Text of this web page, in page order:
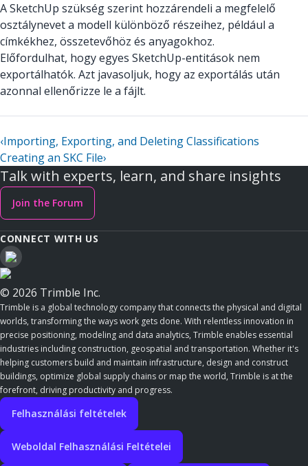
A SketchUp szükség szerint hozzárendeli a megfelelő
osztálynevet a modell különböző részeihez, például a
címkékhez, összetevőhöz és anyagokhoz.
Előfordulhat, hogy egyes SketchUp-entitások nem
exportálhatók. Azt javasoljuk, hogy az exportálás után
azonnal ellenőrizze le a fájlt.
‹Importing, Exporting, and Deleting Classifications
Creating an SKC File›
Talk with experts, learn, and share insights
Join the Forum
CONNECT WITH US
© 2026 Trimble Inc.
Trimble is a global technology company that connects the physical and digital
worlds, transforming the ways work gets done. With relentless innovation in
precise positioning, modeling and data analytics, Trimble enables essential
industries including construction, geospatial and transportation. Whether it's
helping customers build and maintain infrastructure, design and construct
buildings, optimize global supply chains or map the world, Trimble is at the
forefront, driving productivity and progress.
Felhasználási feltételek
Weboldal Felhasználási Feltételei